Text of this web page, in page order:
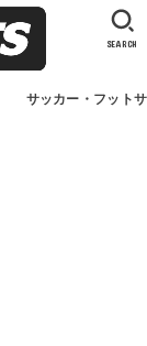
サッカー・フット
SEARCH